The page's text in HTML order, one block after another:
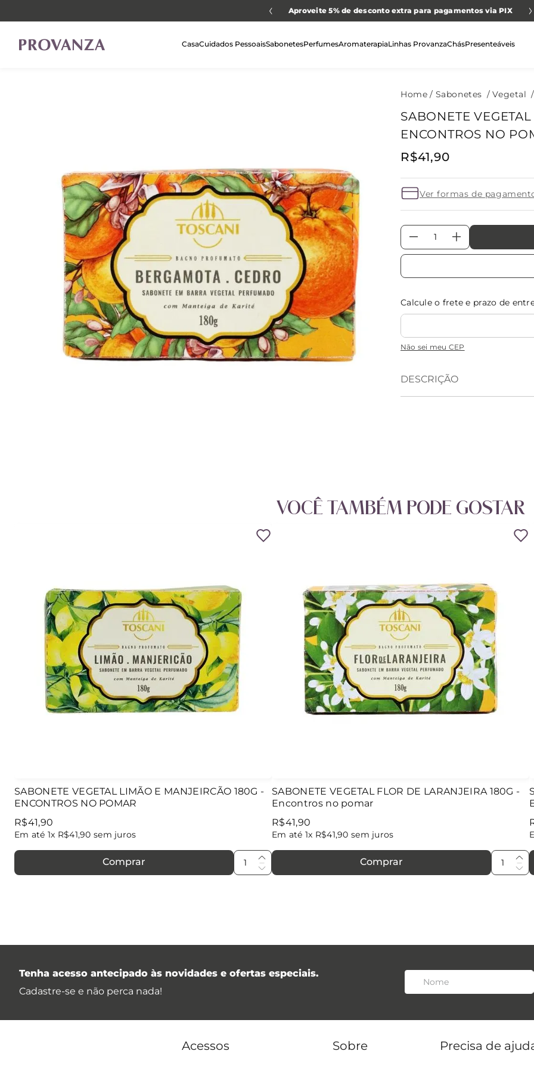
Aproveite 5% de desconto extra para pagamentos via PIX
CasaCuidados PessoaisSabonetesPerfumesAromaterapiaLinhas ProvanzaChásPresenteáveis
Sabonetes Vegetal
SABONETE
ENCONTROS NO
R$41,90
Ver formas de
＋
－
Calcule o frete e prazo de
Não sei meu CEP
DESCRIÇÃO
VOCÊ TAMBÉM PODE GOSTAR
SABONETE VEGETAL LIMÃO E MANJEIRCÃO 180G -
ENCONTROS NO POMAR
R$41,90
Em até 1x R$41,90 sem juros
Comprar
SABONETE VEGETAL FLOR DE LARANJEIRA 180G -
Encontros no pomar
R$41,90
Em até 1x R$41,90 sem juros
Comprar
Tenha acesso antecipado às novidades e ofertas especiais.
Cadastre-se e não perca nada!
Acessos Sobre Precisa de